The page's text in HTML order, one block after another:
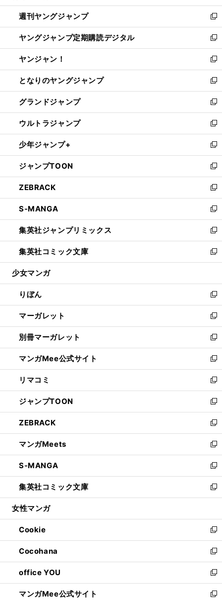
開
く
ウ
で
開
く
ン
ド
ウ
で
開
く
ウ
ィ
ン
ド
ウ
で
開
く
週刊ヤングジャンプ
新
し
い
ウ
ィ
ン
ド
ウ
で
開
く
ヤングジャンプ定期購読デジタル
新
し
い
ウ
ィ
ン
ド
ウ
で
開
く
ヤンジャン！
新
し
い
ウ
ィ
ン
ド
ウ
で
開
く
となりのヤングジャンプ
新
し
い
ウ
ィ
ン
ド
ウ
で
開
く
グランドジャンプ
新
し
い
ウ
ィ
ン
ド
ウ
で
開
く
ウルトラジャンプ
新
し
い
ウ
ィ
ン
ド
ウ
で
開
く
少年ジャンプ+
新
し
い
ウ
ィ
ン
ド
ウ
で
開
く
ジャンプTOON
新
し
い
ウ
ィ
ン
ド
ウ
で
開
ZEBRACK
新
し
い
ウ
ィ
ン
ド
ウ
開
く
S-MANGA
新
し
い
ウ
ィ
ン
ウ
で
開
く
集英社ジャンプリミックス
新
し
い
ウ
ン
ド
ウ
で
開
く
集英社コミック文庫
新
し
ウ
ィ
ン
ド
ウ
で
開
く
少女マンガ
りぼん
新
し
い
ウ
ィ
ン
ド
ウ
で
開
く
マーガレット
新
し
い
ウ
ィ
ン
ド
ウ
で
開
く
別冊マーガレット
新
し
い
ウ
ィ
ン
ド
ウ
で
開
く
マンガMee公式サイト
新
し
い
ウ
ィ
ン
ド
ウ
で
開
く
リマコミ
新
し
い
ウ
ィ
ン
ド
ウ
で
開
く
ジャンプTOON
新
し
い
ウ
ィ
ン
ド
ウ
で
開
ZEBRACK
新
し
い
ウ
ィ
ン
ド
ウ
開
く
マンガMeets
新
し
い
ウ
ィ
ン
ウ
で
開
く
S-MANGA
新
し
い
ウ
ン
ド
ウ
で
開
く
集英社コミック文庫
新
し
ウ
ィ
ン
ド
ウ
で
開
く
女性マンガ
Cookie
新
し
い
ウ
ィ
ン
ド
Cocohana
新
し
い
ウ
ィ
office YOU
新
し
い
マンガMee公式サイト 新